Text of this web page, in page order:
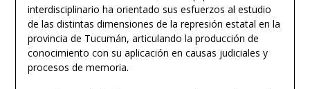
interdisciplinario ha orientado sus esfuerzos al estudio
de las distintas dimensiones de la represión estatal en la
provincia de Tucumán, articulando la producción de
conocimiento con su aplicación en causas judiciales y
procesos de memoria.